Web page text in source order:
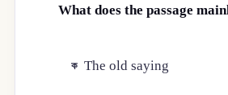
What does the passage
ক The old saying